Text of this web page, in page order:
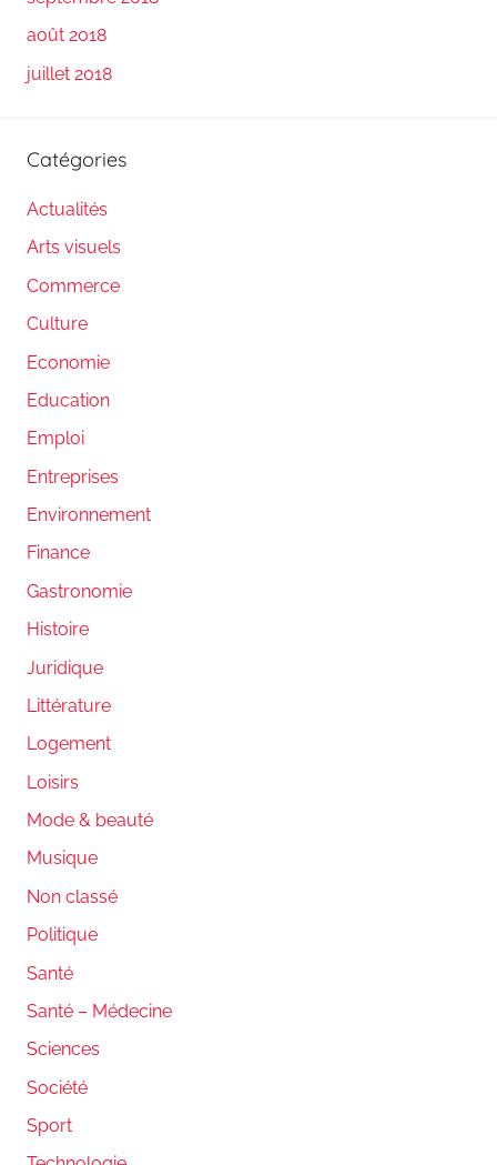
août 2018
juillet 2018
Catégories
Actualités
Arts visuels
Commerce
Culture
Economie
Education
Emploi
Entreprises
Environnement
Finance
Gastronomie
Histoire
Juridique
Littérature
Logement
Loisirs
Mode & beauté
Musique
Non classé
Politique
Santé
Santé – Médecine
Sciences
Société
Sport